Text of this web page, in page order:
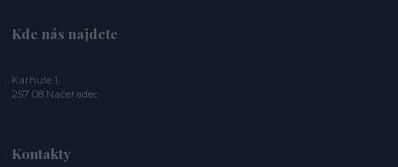
Kde nás najdete
Karhule 1,
257 08 Načeradec
Kontakty